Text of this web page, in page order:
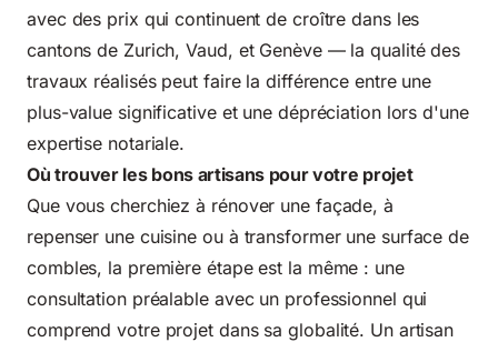
avec des prix qui continuent de croître dans les
cantons de Zurich, Vaud, et Genève — la qualité des
travaux réalisés peut faire la différence entre une
plus-value significative et une dépréciation lors d'une
expertise notariale.
Où trouver les bons artisans pour votre projet
Que vous cherchiez à rénover une façade, à
repenser une cuisine ou à transformer une surface de
combles, la première étape est la même : une
consultation préalable avec un professionnel qui
comprend votre projet dans sa globalité. Un artisan